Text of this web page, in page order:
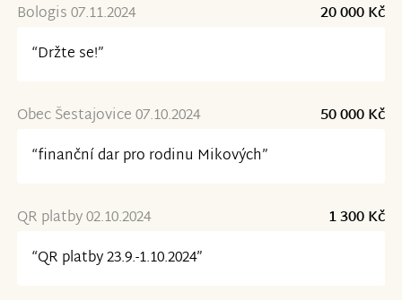
Bologis 07.11.2024
20 000 Kč
“Držte se!”
Obec Šestajovice 07.10.2024
50 000 Kč
“finanční dar pro rodinu Mikových”
QR platby 02.10.2024
1 300 Kč
“QR platby 23.9.-1.10.2024”